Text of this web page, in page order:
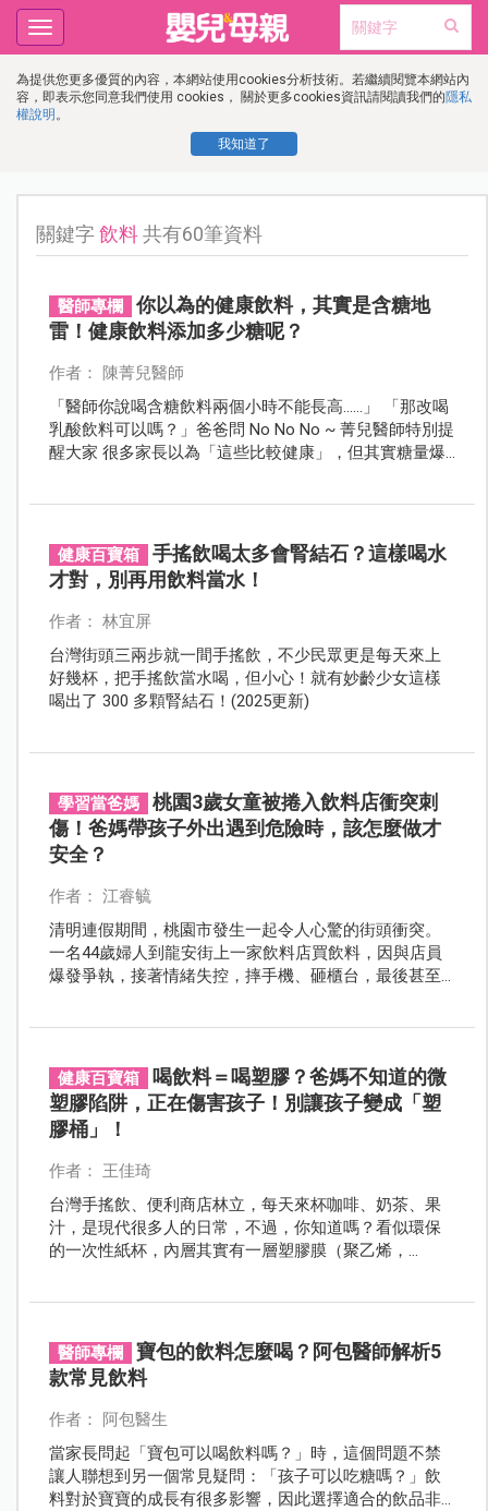
為提供您更多優質的內容，本網站使用cookies分析技術。若繼續閱覽本網站內
容，即表示您同意我們使用 cookies， 關於更多cookies資訊請閱讀我們的隱私
權說明 。
我知道了
Toggle
navigation
關鍵字飲料共有60筆資料
醫師專欄
你以為的健康飲料，其實是含糖地
雷！健康飲料添加多少糖呢？
作者： 陳菁兒醫師
「醫師你說喝含糖飲料兩個小時不能長高......」 「那改喝
乳酸飲料可以嗎？」爸爸問 No No No ~ 菁兒醫師特別提
醒大家 很多家長以為「這些比較健康」，但其實糖量爆
健康百寶箱
手搖飲喝太多會腎結石？這樣喝水
才對，別再用飲料當水！
作者： 林宜屏
台灣街頭三兩步就一間手搖飲，不少民眾更是每天來上
好幾杯，把手搖飲當水喝，但小心！就有妙齡少女這樣
喝出了 300 多顆腎結石！(2025更新)
學習當爸媽
桃園3歲女童被捲入飲料店衝突刺
傷！爸媽帶孩子外出遇到危險時，該怎麼做才
安全？
作者： 江睿毓
清明連假期間，桃園市發生一起令人心驚的街頭衝突。
一名44歲婦人到龍安街上一家飲料店買飲料，因與店員
爆發爭執，接著情緒失控，摔手機、砸櫃台，最後甚至
健康百寶箱
喝飲料＝喝塑膠？爸媽不知道的微
塑膠陷阱，正在傷害孩子！別讓孩子變成「塑
膠桶」！
作者： 王佳琦
台灣手搖飲、便利商店林立，每天來杯咖啡、奶茶、果
汁，是現代很多人的日常，不過，你知道嗎？看似環保
的一次性紙杯，內層其實有一層塑膠膜（聚乙烯，
醫師專欄
寶包的飲料怎麼喝？阿包醫師解析5
款常見飲料
作者： 阿包醫生
當家長問起「寶包可以喝飲料嗎？」時，這個問題不禁
讓人聯想到另一個常見疑問：「孩子可以吃糖嗎？」飲
料對於寶寶的成長有很多影響，因此選擇適合的飲品非